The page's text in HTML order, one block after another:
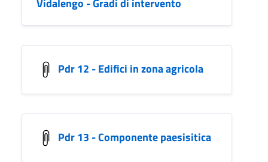
Pdr 12 - Edifici in zona agricola
Pdr 13 - Componente paesisitica